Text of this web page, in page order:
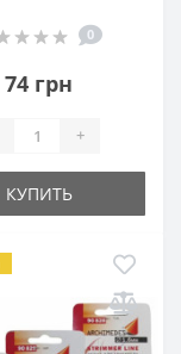
0
74 грн
+
КУПИТЬ